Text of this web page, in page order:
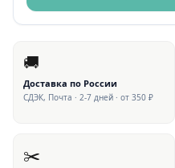
🚚
Доставка по России
СДЭК, Почта · 2-7 дней · от 350 ₽
✂️